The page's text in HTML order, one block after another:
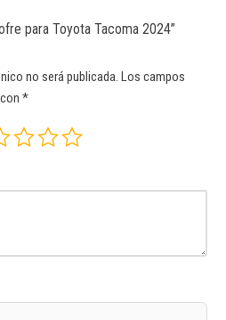
para Toyota Tacoma 2024”
no será publicada. Los campos
*